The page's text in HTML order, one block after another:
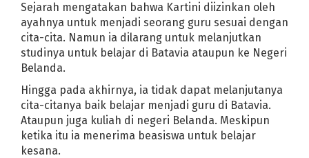
di Mana?
5 Cara Melacak HP Hilang dalam Keadaan Mati &
Fadhilah Shalat Sunnah Tarawih
Dunia
DPD dan 23 DPC Partai Demokrat Aceh Diklaim Tak Ikut
DAN EMIS
RI ke-75 Yang Cocok Untuk Berbagai Keperluan
19 untuk Lompatan Besar
PNS
Bak Bom Atom, Ini Penyebab Ledakan Dahsyat di Beirut
Sejarah mengatakan bahwa Kartini diizinkan oleh
ayahnya untuk menjadi seorang guru sesuai dengan
cita-cita. Namun ia dilarang untuk melanjutkan
studinya untuk belajar di Batavia ataupun ke Negeri
Belanda.
Hingga pada akhirnya, ia tidak dapat melanjutanya
cita-citanya baik belajar menjadi guru di Batavia.
Ataupun juga kuliah di negeri Belanda. Meskipun
ketika itu ia menerima beasiswa untuk belajar
kesana.